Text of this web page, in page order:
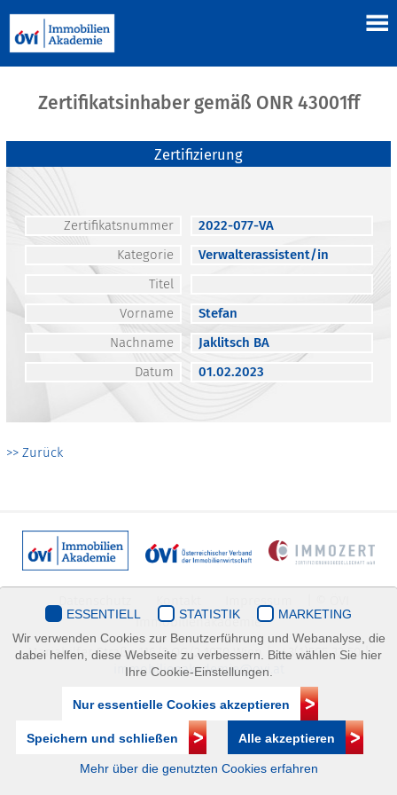
Zertifikatsinhaber gemäß ONR 43001ff
Zertifizierung
Zertifikatsnummer
2022-077-VA
Kategorie
Verwalterassistent/in
Titel
Vorname
Stefan
Nachname
Jaklitsch BA
Datum
01.02.2023
>> Zurück
Immobilienakademie
Mariahilfer Straße 116/2.OG/2 1070 Wien | +43(1)505 32 50 |
immobilienakademie@ovi.at
ESSENTIELL STATISTIK
MARKETING
Wir verwenden Cookies zur Benutzerführung und Webanalyse, die
dabei helfen, diese Webseite zu verbessern. Bitte wählen Sie hier
Ihre Cookie-Einstellungen.
Nur essentielle Cookies akzeptieren
Speichern und schließen Alle akzeptieren
Mehr über die genutzten Cookies erfahren